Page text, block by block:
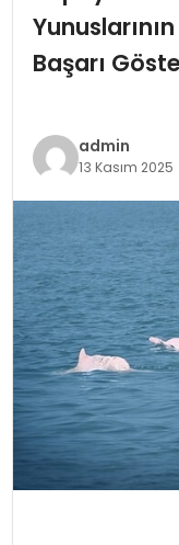
GÜNDEM
MAGAZIN
SIYASET
SPOR
TEKNOLOJI
YAŞAM
Başarı
admin
13 Kasım 2025